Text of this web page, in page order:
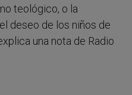
teológico, o la
deseo de los niños de
una nota de Radio